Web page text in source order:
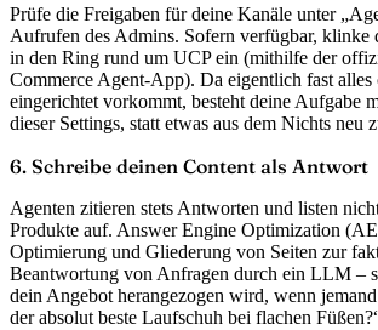
Prüfe die Freigaben für deine Kanäle unter
Aufrufen des Admins. Sofern verfügbar, klinke
in den Ring rund um UCP ein (mithilfe der
Commerce Agent-App). Da eigentlich fast alles
eingerichtet vorkommt, besteht deine Aufgabe
dieser Settings, statt etwas aus dem Nichts neu
6. Schreibe deinen Content als Antwort
Agenten zitieren stets Antworten und listen
Produkte auf. Answer Engine Optimization
Optimierung und Gliederung von Seiten zur
Beantwortung von Anfragen durch ein LLM –
dein Angebot herangezogen wird, wenn
der absolut beste Laufschuh bei flachen